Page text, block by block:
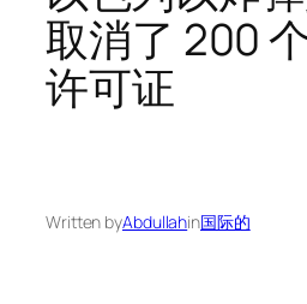
取消了 200
许可证
Written byAbdullahin国际的